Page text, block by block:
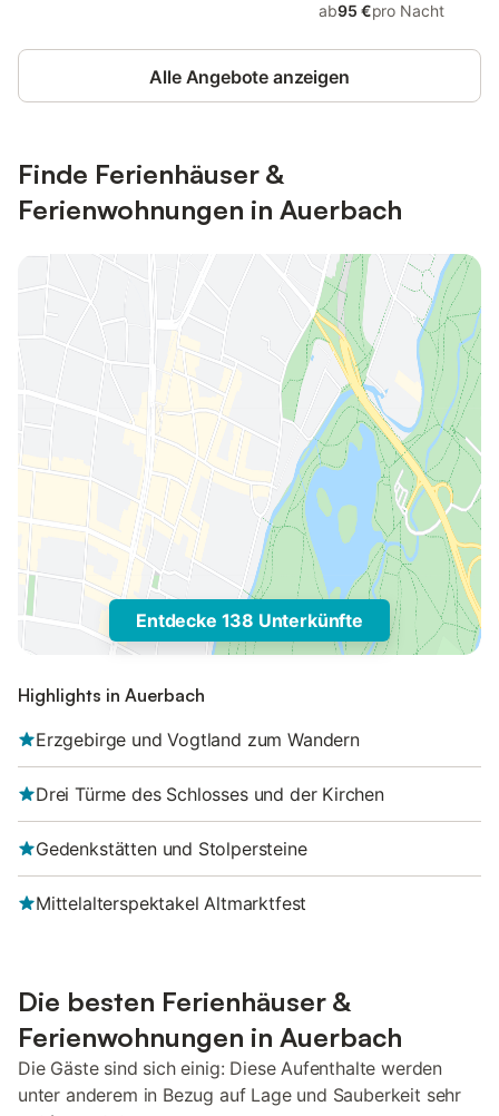
ab95 €pro Nacht
Alle Angebote anzeigen
Finde Ferienhäuser &
Ferienwohnungen in Auerbach
Entdecke 138 Unterkünfte
Highlights in Auerbach
Erzgebirge und Vogtland zum Wandern
Drei Türme des Schlosses und der Kirchen
Gedenkstätten und Stolpersteine
Mittelalterspektakel Altmarktfest
Die besten Ferienhäuser &
Ferienwohnungen in Auerbach
Die Gäste sind sich einig: Diese Aufenthalte werden
unter anderem in Bezug auf Lage und Sauberkeit sehr